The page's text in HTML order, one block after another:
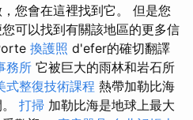
您會在這裡找到它。 但是您
可以找到有關該地區的更多信
換護照 d'efer的確切翻譯
務所 它被巨大的雨林和岩石所
式整復技術課程 熱帶加勒比海
打掃 加勒比海是地球上最大